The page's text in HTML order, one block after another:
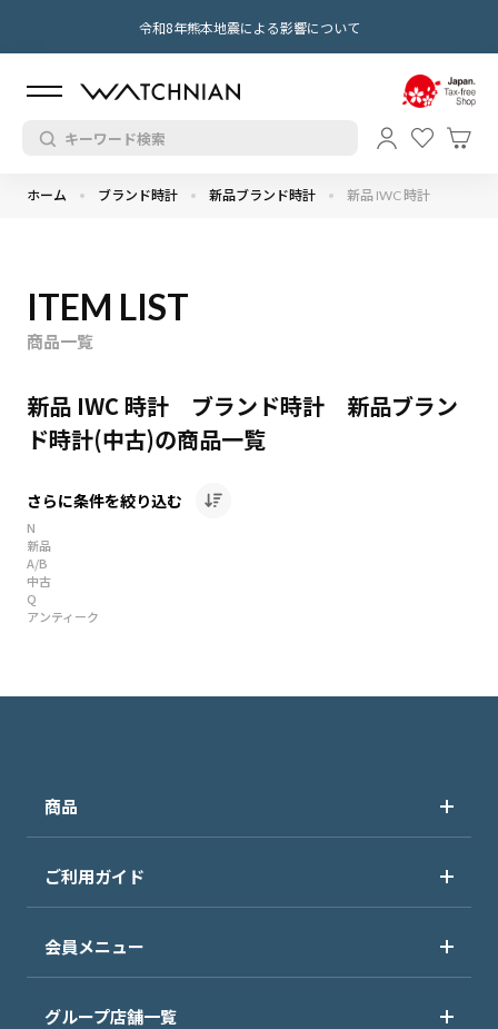
令和8年熊本地震による影響について
ホーム ブランド時計 新品ブランド時計 新品 IWC 時計
ITEM LIST
商品一覧
新品 IWC 時計 ブランド時計 新品ブラン
ド時計(中古)の商品一覧
さらに条件を絞り込む
N
新品
A/B
中古
Q
アンティーク
商品
ご利用ガイド
会員メニュー
グループ店舗一覧